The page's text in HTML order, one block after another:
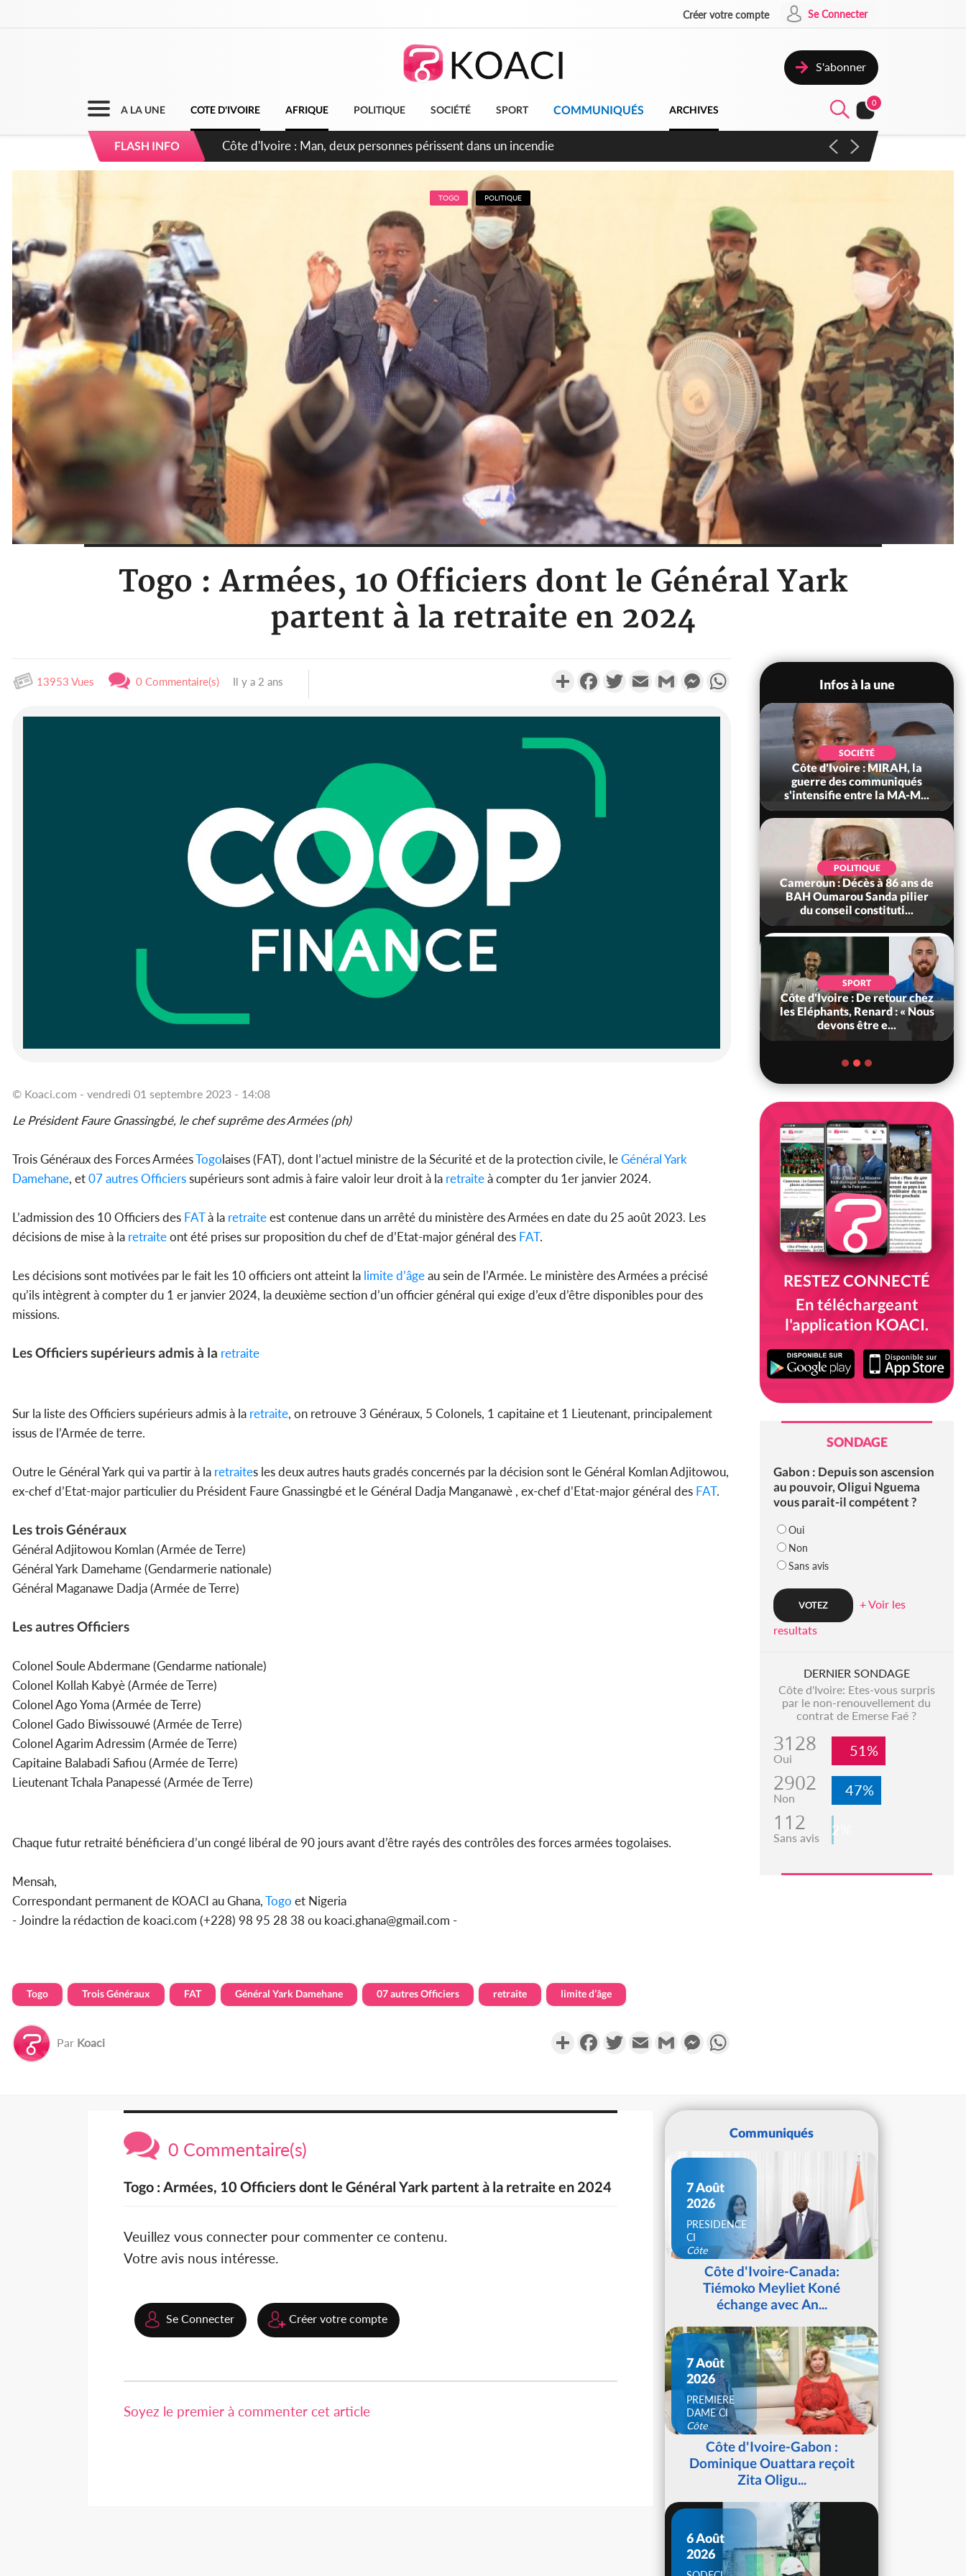
Créer votre compte Se Connecter
S'abonner
A LA UNE COTE D'IVOIRE AFRIQUE POLITIQUE SOCIÉTÉ SPORT COMMUNIQUÉS ARCHIVES
0
FLASH INFO
Côte d'Ivoire : Séileu, la célébration de la fête nationale transformée en vaste campagne contre les produits
dépigmentants dangereux
TOGO POLITIQUE
Togo : Armées, 10 Officiers dont le Général Yark
partent à la retraite en 2024
13953 Vues 0 Commentaire(s) Il y a 2 ans PartagerFacebookTwitterEmail Gmail MessengerWhatsApp
© Koaci.com - vendredi 01 septembre 2023 - 14:08
Le Président Faure Gnassingbé, le chef suprême des Armées (ph)
Trois Généraux des Forces ArméesTogolaises (FAT), dont l’actuel ministre de la Sécurité et de la protection civile, leGénéral Yark
Damehane, et07 autres Officierssupérieurs sont admis à faire valoir leur droit à la retraiteà compter du 1er janvier 2024.
L’admission des 10 Officiers des FATà la retraiteest contenue dans un arrêté du ministère des Armées en date du 25 août 2023. Les
décisions de mise à la retraiteont été prises sur proposition du chef de d’Etat-major général des FAT.
Les décisions sont motivées par le fait les 10 officiers ont atteint la limite d’âgeau sein de l’Armée. Le ministère des Armées a précisé
qu’ils intègrent à compter du 1 er janvier 2024, la deuxième section d’un officier général qui exige d’eux d’être disponibles pour des
missions.
Les Officiers supérieurs admis à la retraite
Sur la liste des Officiers supérieurs admis à la retraite, on retrouve 3 Généraux, 5 Colonels, 1 capitaine et 1 Lieutenant, principalement
issus de l’Armée de terre.
Outre le Général Yark qui va partir à la retraites les deux autres hauts gradés concernés par la décision sont le Général Komlan Adjitowou,
ex-chef d’Etat-major particulier du Président Faure Gnassingbé et le Général Dadja Manganawè , ex-chef d’Etat-major général des FAT.
Les trois Généraux
Général Adjitowou Komlan (Armée de Terre)
Général Yark Damehame (Gendarmerie nationale)
Général Maganawe Dadja (Armée de Terre)
Les autres Officiers
Colonel Soule Abdermane (Gendarme nationale)
Colonel Kollah Kabyè (Armée de Terre)
Colonel Ago Yoma (Armée de Terre)
Colonel Gado Biwissouwé (Armée de Terre)
Colonel Agarim Adressim (Armée de Terre)
Capitaine Balabadi Safiou (Armée de Terre)
Lieutenant Tchala Panapessé (Armée de Terre)
Chaque futur retraité bénéficiera d’un congé libéral de 90 jours avant d’être rayés des contrôles des forces armées togolaises.
Mensah,
Correspondant permanent de KOACI au Ghana,Togo et Nigeria
- Joindre la rédaction de koaci.com (+228) 98 95 28 38 ou koaci.ghana@gmail.com -
Togo Trois Généraux FAT Général Yark Damehane 07 autres Officiers retraite limite d’âge
Par Koaci PartagerFacebookTwitterEmail Gmail Messenger
Infos à la une
Côte d'Ivoire : Man, deux
personnes périssent dans un
SOCIÉTÉ
Côte d'Ivoire : MIRAH, la
guerre des communiqués
s'intensifie entre la MA-M...
POLITIQUE
Cameroun : Décès à 86 ans de
BAH Oumarou Sanda pilier
du conseil constituti...
SPORT
Côte d'Ivoire : De retour chez
les Eléphants, Renard : « Nous
devons être e...
RESTEZ CONNECTÉ
En téléchargeant
l'application KOACI.
SONDAGE
Gabon : Depuis son ascension
au pouvoir, Oligui Nguema
vous parait-il compétent ?
Oui
Non
Sans avis
+ Voir les
resultats
DERNIER SONDAGE
Côte d'Ivoire: Etes-vous surpris
par le non-renouvellement du
contrat de Emerse Faé ?
3128
Oui 51%
2902
Non 47%
112
Sans avis 2%
0 Commentaire(s)
Togo : Armées, 10 Officiers dont le Général Yark partent à la retraite en 2024
Veuillez vous connecter pour commenter ce contenu.
Votre avis nous intéresse.
Se Connecter Créer votre compte
Soyez le premier à commenter cet article
Communiqués
7 Août
2026
PRESIDENCE
CI
Côte
d'IvoireCôte d'Ivoire-Canada:
Tiémoko Meyliet Koné
échange avec An...
7 Août
2026
PREMIERE
DAME CI
Côte
d'IvoireCôte d'Ivoire-Gabon :
Dominique Ouattara reçoit
Zita Oligu...
6 Août
2026